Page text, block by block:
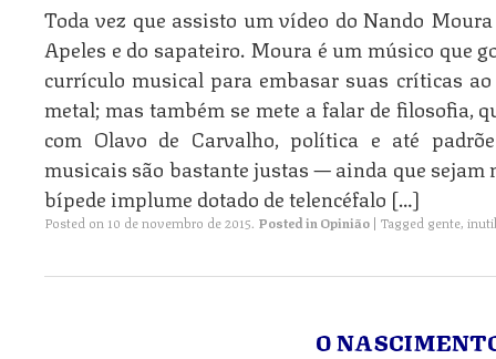
Toda vez que assisto um vídeo do Nando
Apeles e do sapateiro. Moura é um músico que
currículo musical para embasar suas críticas
metal; mas também se mete a falar de filosofia,
com Olavo de Carvalho, política e até
musicais são bastante justas — ainda que sejam
bípede implume dotado de telencéfalo […]
Posted on 10 de novembro de 2015. Posted inOpinião | Tagged gente,
O